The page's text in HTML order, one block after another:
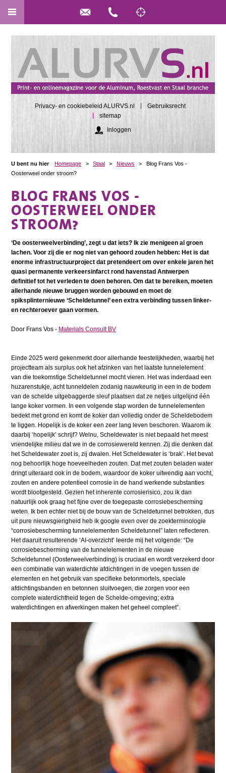
Privacy- en cookiebeleid ALURVS.nl
Gebruiksrecht
sitemap
Inloggen
U bent nu hier Homepage > Staal > Nieuws >
Blog Frans Vos -
Oosterweel onder stroom?
BLOG FRANS VOS -
OOSTERWEEL ONDER
STROOM?
‘De oosterweelverbinding’, zegt u dat iets? Ik zie menigeen al groen
lachen. Voor zij die er nog niet van gehoord zouden hebben: Het is dat
enorme infrastructuurproject dat pretendeert om over enkele jaren het
quasi permanente verkeersinfarct rond havenstad Antwerpen
definitief tot het verleden te doen behoren. Om dat te bereiken, moeten
allerhande nieuwe bruggen worden gebouwd en moet de
spiksplinternieuwe ‘Scheldetunnel’ een extra verbinding tussen linker-
en rechteroever gaan vormen.
Door Frans Vos - Materials Consult BV
Einde 2025 werd gekenmerkt door allerhande feestelijkheden, waarbij het
projectteam als surplus ook het afzinken van het laatste tunnelelement
van die toekomstige Scheldetunnel mocht vieren. Het was inderdaad een
huzarenstukje, acht tunneldelen zodanig nauwkeurig in een in de bodem
van de schelde uitgebaggerde sleuf plaatsen dat ze netjes uitgelijnd één
lange koker vormen. In een volgende stap worden de tunnelelementen
bedekt met grond en komt de koker dan volledig onder de Scheldebodem
te liggen. Hopelijk is de koker een zeer lang leven beschoren. Waarom ik
daarbij ‘hopelijk’ schrijf? Welnu, Scheldewater is niet bepaald het meest
vriendelijke milieu dat we in de corrosiewereld kennen. Zij die denken dat
het Scheldewater zoet is, zij dwalen. Het Scheldewater is ‘brak’. Het bevat
nog behoorlijk hoge hoeveelheden zouten. Dat met zouten beladen water
dringt uiteraard ook in de bodem, waardoor de koker uitwendig aan vocht,
zouten en andere potentieel corrosie in de hand werkende substanties
wordt blootgesteld. Gezien het inherente corrosierisico, zou ik dan
natuurlijk ook graag het fijne over de toegepaste corrosiebescherming
weten. Ik ben echter niet bij de bouw van de Scheldetunnel betrokken, dus
uit pure nieuwsgierigheid heb ik google even over de zoekterminologie
“corrosiebescherming tunnelelementen Scheldetunnel” laten reflecteren.
Het daaruit resulterende ‘AI-overzicht’ leerde mij het volgende: “De
corrosiebescherming van de tunnelelementen in de nieuwe
Scheldetunnel (Oosterweelverbinding) is cruciaal en wordt verzekerd door
een combinatie van waterdichte afdichtingen in de voegen tussen de
elementen en het gebruik van specifieke betonmortels, speciale
afdichtingsbanden en betonnen sluitvoegen, die zorgen voor een
complete waterdichtheid tegen de Schelde-omgeving; extra
waterdichtingen en afwerkingen maken het geheel compleet”.